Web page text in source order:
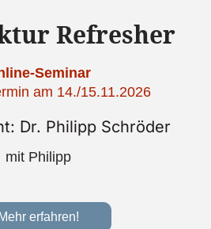
Refresher
Seminar
am 14./15.11.2026
mit Philipp
Mehr erfahren!